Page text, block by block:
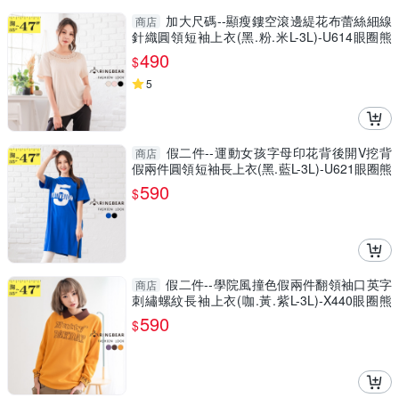
商店
加大尺碼--顯瘦鏤空滾邊緹花布蕾絲細線
針織圓領短袖上衣(黑.粉.米L-3L)-U614眼圈熊
中大尺碼
$490
5
商店
假二件--運動女孩字母印花背後開V挖背
假兩件圓領短袖長上衣(黑.藍L-3L)-U621眼圈熊
中大尺碼
$590
商店 假二件--學院風撞色假兩件翻領袖口英字
刺繡螺紋長袖上衣(咖.黃.紫L-3L)-X440眼圈熊
中大尺碼
$590